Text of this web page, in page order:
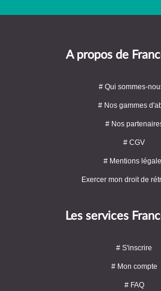
A propos de
# Qui sommes-
# Nos gammes
# Nos
# CGV
# Mentions
Exercer mon droit de
Les services
# S'inscrire
# Mon compte
# FAQ